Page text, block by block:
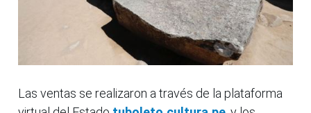
Las ventas se realizaron a través de la plataforma